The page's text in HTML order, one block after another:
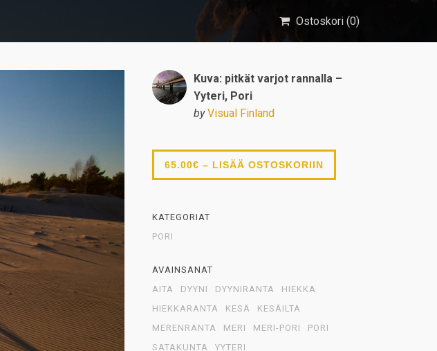
Ostoskori (0)
Kuva: pitkät varjot rannalla –
Yyteri, Pori
by Visual Finland
65.00€ – LISÄÄ OSTOSKORIIN
KATEGORIAT
PORI
AVAINSANAT
AITA
DYYNI DYYNIRANTA
HIEKKA
HIEKKARANTA
KESÄ
KESÄILTA
MERENRANTA
MERI MERI-PORI
PORI
SATAKUNTA
YYTERI